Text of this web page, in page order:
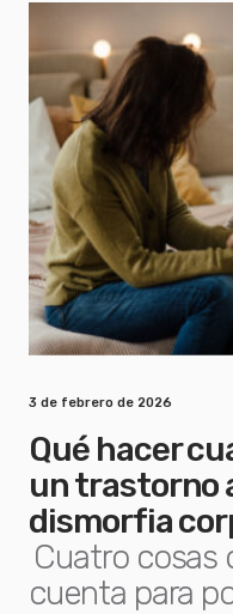
3 de febrero de 2026
Qué hacer
un trastorno
dismorfia
Cuatro cosas
cuenta para